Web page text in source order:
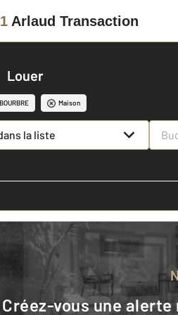
Arlaud Transaction
Louer
Maison
la liste
Créez-vous une alerte mail pour être averti quand une annonce est en ligne et consultez la